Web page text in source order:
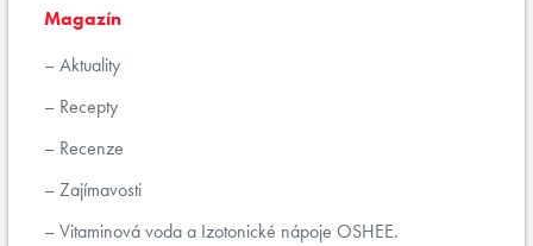
Magazín
Aktuality
Recepty
Recenze
Zajímavosti
Vitaminová voda a Izotonické nápoje OSHEE.